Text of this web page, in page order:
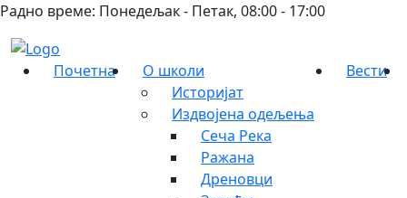
Радно време: Понедељак - Петак, 08:00 - 17:00
Почетна
О школи
Историјат
Издвојена одељења
Сеча Река
Ражана
Дреновци
Вести